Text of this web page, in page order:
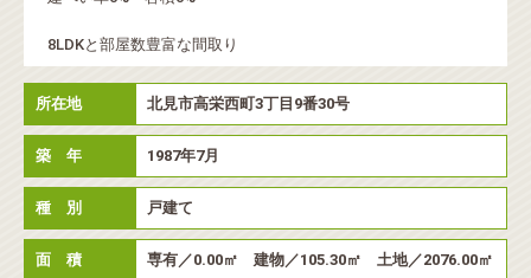
8LDKと部屋数豊富な間取り
所在地 北見市高栄西町3丁目9番30号
築 年 1987年7月
種 別 戸建て
面 積 専有／0.00㎡ 建物／105.30㎡ 土地／2076.00㎡